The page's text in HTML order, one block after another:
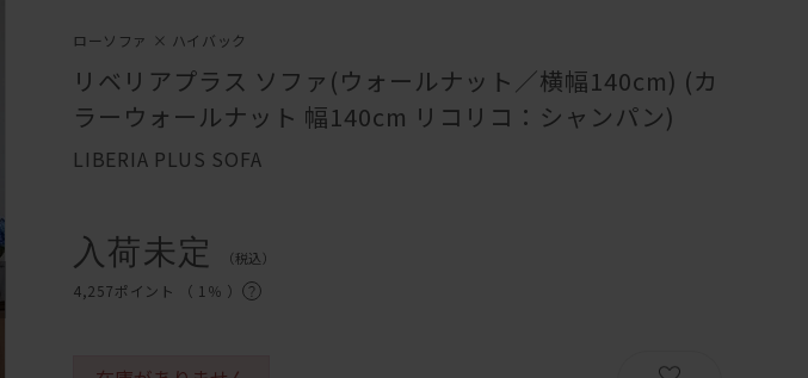
ローソファ × ハイバック
リベリアプラス ソファ(ウォールナット／横幅140cm) (カ
ラーウォールナット 幅140cm リコリコ：シャンパン)
LIBERIA PLUS SOFA
入荷未定 （税込）
4,257ポイント （ 1％ ）